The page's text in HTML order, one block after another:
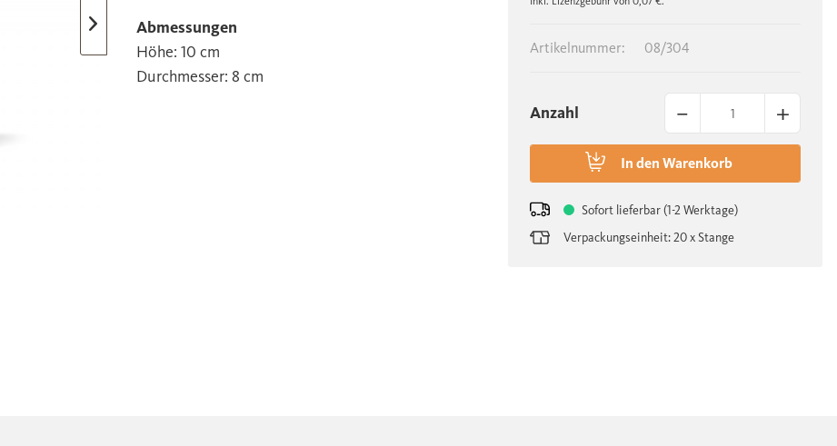
Abmessungen
Höhe: 10 cm
Durchmesser: 8 cm
Sofort lieferbar (1-2 Werktage)
Verpackungseinheit: 20 x Stange
Artikelnummer: 08/304
Anzahl – +
In den Warenkorb